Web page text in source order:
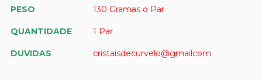
PESO 130 Gramas o Par
QUANTIDADE 1 Par
DUVIDAS cristaisdecurvelo@gmailcom